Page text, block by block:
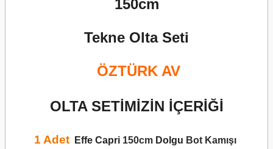
150cm
Tekne Olta Seti
ÖZTÜRK AV
OLTA SETİMİZİN İÇERİĞİ
1 Adet Effe Capri 150cm Dolgu Bot Kamışı